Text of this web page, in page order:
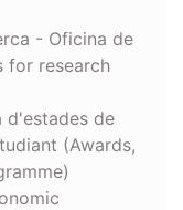
- Oficina de
for research
d'estades de
(Awards,